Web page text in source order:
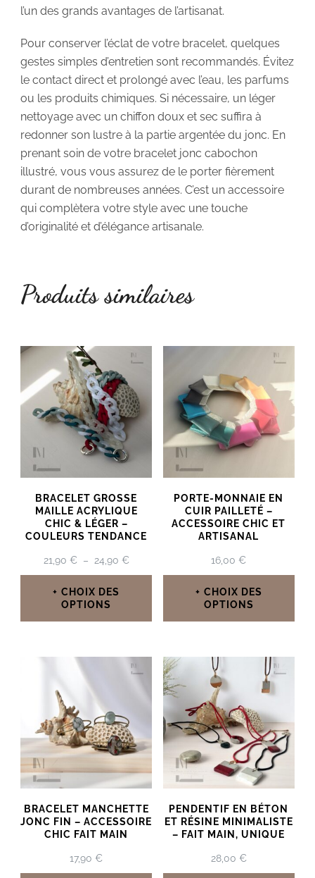
l’un des grands avantages de l’artisanat.
Pour conserver l’éclat de votre bracelet, quelques
gestes simples d’entretien sont recommandés. Évitez
le contact direct et prolongé avec l’eau, les parfums
ou les produits chimiques. Si nécessaire, un léger
nettoyage avec un chiffon doux et sec suffira à
redonner son lustre à la partie argentée du jonc. En
prenant soin de votre bracelet jonc cabochon
illustré, vous vous assurez de le porter fièrement
durant de nombreuses années. C’est un accessoire
qui complètera votre style avec une touche
d’originalité et d’élégance artisanale.
Produits similaires
BRACELET GROSSE
MAILLE ACRYLIQUE
CHIC & LÉGER –
COULEURS TENDANCE
21,90 € – 24,90 €PLAGE
DE
CHOIX DES
OPTIONS
produit
a
plusieurs
variations.
Les
options
être
choisies
sur
PORTE-MONNAIE EN
CUIR PAILLETÉ –
ACCESSOIRE CHIC ET
ARTISANAL
16,00€
CHOIX DES
OPTIONS
produit
a
plusieurs
variations.
Les
options
être
choisies
sur
BRACELET MANCHETTE
JONC FIN – ACCESSOIRE
CHIC FAIT MAIN
17,90€
PENDENTIF EN BÉTON
ET RÉSINE MINIMALISTE
– FAIT MAIN, UNIQUE
28,00 €